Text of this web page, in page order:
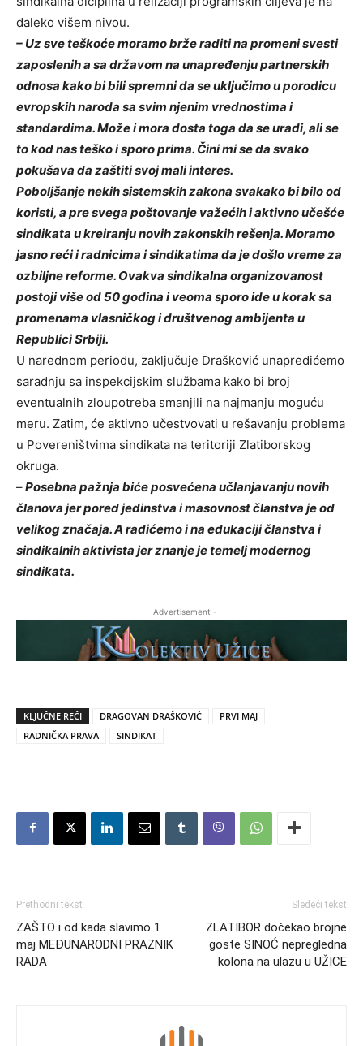
daleko višem nivou.
– Uz sve teškoće moramo brže raditi na promeni svesti
zaposlenih a sa državom na unapređenju partnerskih
odnosa kako bi bili spremni da se uključimo u porodicu
evropskih naroda sa svim njenim vrednostima i
standardima. Može i mora dosta toga da se uradi, ali se
to kod nas teško i sporo prima. Čini mi se da svako
pokušava da zaštiti svoj mali interes.
Poboljšanje nekih sistemskih zakona svakako bi bilo od
koristi, a pre svega poštovanje važećih i aktivno učešće
sindikata u kreiranju novih zakonskih rešenja. Moramo
jasno reći i radnicima i sindikatima da je došlo vreme za
ozbiljne reforme. Ovakva sindikalna organizovanost
postoji više od 50 godina i veoma sporo ide u korak sa
promenama vlasničkog i društvenog ambijenta u
Republici Srbiji.
U narednom periodu, zaključuje Drašković unapredićemo
saradnju sa inspekcijskim službama kako bi broj
eventualnih zloupotreba smanjili na najmanju moguću
meru. Zatim, će aktivno učestvovati u rešavanju problema
u Povereništvima sindikata na teritoriji Zlatiborskog
okruga.
–Posebna pažnja biće posvećena učlanjavanju novih
članova jer pored jedinstva i masovnost članstva je od
velikog značaja. A radićemo i na edukaciji članstva i
sindikalnih aktivista jer znanje je temelj modernog
sindikata.
- Advertisement -
KLJUČNE REČI DRAGOVAN DRAŠKOVIĆ
PRVI MAJ
RADNIČKA PRAVA
SINDIKAT
Prethodni tekst
ZAŠTO i od kada slavimo 1.
maj MEĐUNARODNI PRAZNIK
RADA
Sledeći tekst
ZLATIBOR dočekao brojne
goste SINOĆ nepregledna
kolona na ulazu u UŽICE